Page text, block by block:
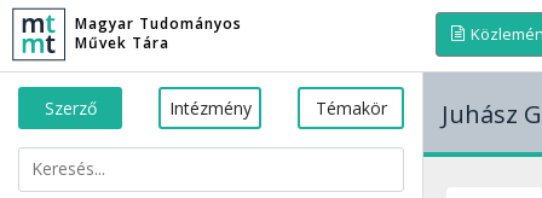
Magyar Tudományos
Művek Tára
Szerző Intézmény Témakör Juhász